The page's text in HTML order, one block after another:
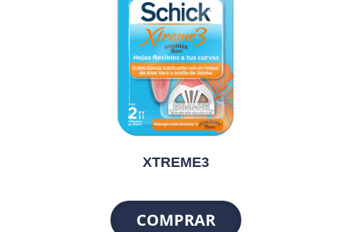
XTREME3
COMPRAR